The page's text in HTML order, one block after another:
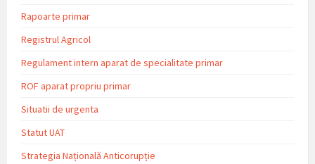
Rapoarte primar
Registrul Agricol
Regulament intern aparat de specialitate primar
ROF aparat propriu primar
Situatii de urgenta
Statut UAT
Strategia Națională Anticorupție